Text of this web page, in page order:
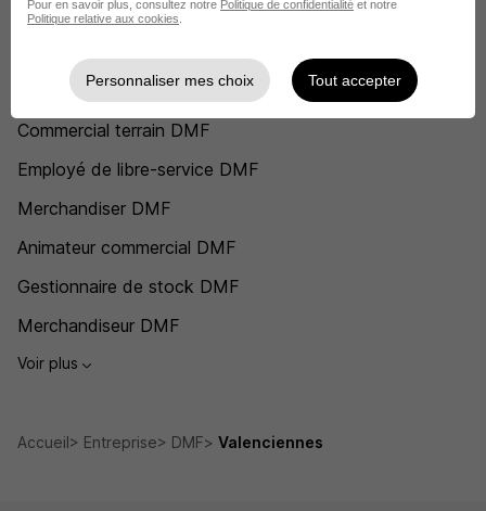
Voir toutes les offres par ville chez DMF
Postuler chez DMF par Métier
Commercial terrain DMF
Employé de libre-service DMF
Merchandiser DMF
Animateur commercial DMF
Gestionnaire de stock DMF
Merchandiseur DMF
Voir plus
Accueil Entreprise DMF Valenciennes
Pour en savoir plus, consultez notre Politique de confidentialité et notre
Politique relative aux cookies
Personnaliser mes choix Tout accepter